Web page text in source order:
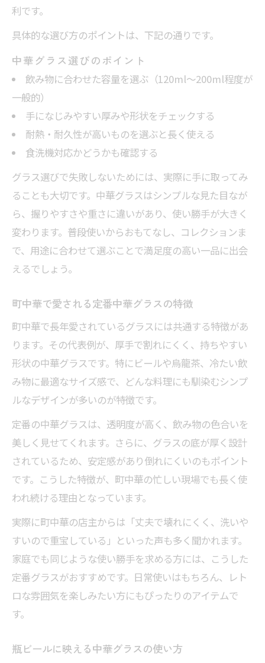
利です。
具体的な選び方のポイントは、下記の通りです。
中華グラス選びのポイント
飲み物に合わせた容量を選ぶ（120ml～200ml程度が
一般的）
手になじみやすい厚みや形状をチェックする
耐熱・耐久性が高いものを選ぶと長く使える
食洗機対応かどうかも確認する
グラス選びで失敗しないためには、実際に手に取ってみ
ることも大切です。中華グラスはシンプルな見た目なが
ら、握りやすさや重さに違いがあり、使い勝手が大きく
変わります。普段使いからおもてなし、コレクションま
で、用途に合わせて選ぶことで満足度の高い一品に出会
えるでしょう。
町中華で愛される定番中華グラスの特徴
町中華で長年愛されているグラスには共通する特徴があ
ります。その代表例が、厚手で割れにくく、持ちやすい
形状の中華グラスです。特にビールや烏龍茶、冷たい飲
み物に最適なサイズ感で、どんな料理にも馴染むシンプ
ルなデザインが多いのが特徴です。
定番の中華グラスは、透明度が高く、飲み物の色合いを
美しく見せてくれます。さらに、グラスの底が厚く設計
されているため、安定感があり倒れにくいのもポイント
です。こうした特徴が、町中華の忙しい現場でも長く使
われ続ける理由となっています。
実際に町中華の店主からは「丈夫で壊れにくく、洗いや
すいので重宝している」といった声も多く聞かれます。
家庭でも同じような使い勝手を求める方には、こうした
定番グラスがおすすめです。日常使いはもちろん、レト
ロな雰囲気を楽しみたい方にもぴったりのアイテムで
す。
瓶ビールに映える中華グラスの使い方